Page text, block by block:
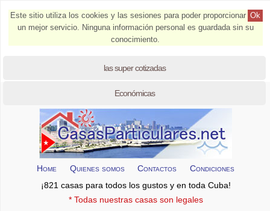
Ok
Este sitio utiliza los cookies y las sesiones para poder proporcionar
un mejor servicio. Ninguna información personal es guardada sin su
conocimiento.
las super cotizadas
Económicas
Home Quienes somos Contactos
Condiciones
¡821 casas para todos los gustos y en toda Cuba!
* Todas nuestras casas son legales